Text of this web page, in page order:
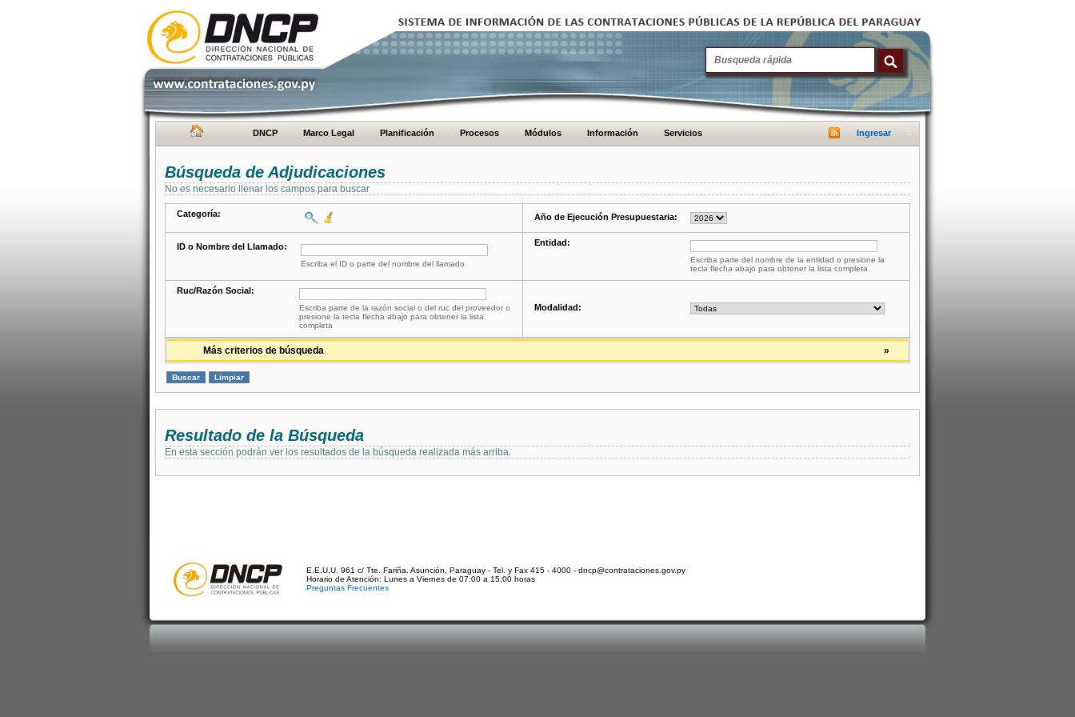
DNCP Marco Legal Planificación Procesos Módulos Información Servicios Ingresar
Búsqueda de Adjudicaciones
No es necesario llenar los campos para buscar
Categoría: Año de Ejecución Presupuestaria:
ID o Nombre del Llamado:
Escriba el ID o parte del nombre del llamado
Entidad:
Escriba parte del nombre de la entidad o presione la
tecla flecha abajo para obtener la lista completa
Ruc/Razón Social:
Escriba parte de la razón social o del ruc del proveedor o
presione la tecla flecha abajo para obtener la lista
completa
Modalidad:
»
Más criterios de búsqueda
Resultado de la Búsqueda
En esta sección podrán ver los resultados de la búsqueda realizada más arriba.
E.E.U.U. 961 c/ Tte. Fariña. Asunción, Paraguay - Tel. y Fax 415 - 4000 - dncp@contrataciones.gov.py
Horario de Atención: Lunes a Viernes de 07:00 a 15:00 horas
Preguntas Frecuentes